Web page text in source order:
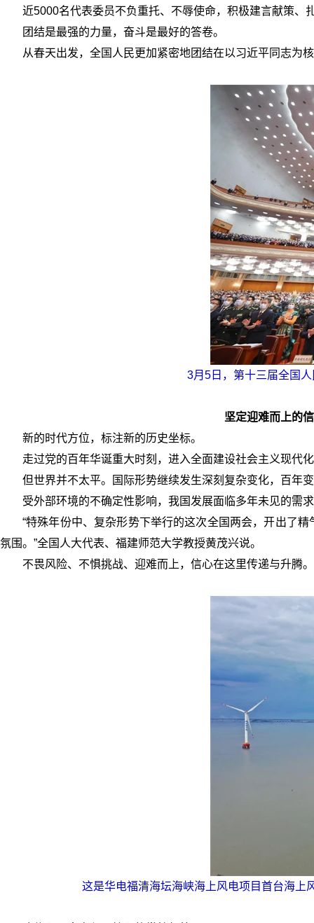
近5000名代表委员不负重托、不辱使命，积极建言献策、
团结是最强的力量，奋斗是最好的答卷。
从春天出发，全国人民更加紧密地团结在以习近平同志为
3月5日，第十三届全国
坚定迎难而上的
新的时代方位，标注新的历史坐标。
走过党的百年华诞重大时刻，进入全面建设社会主义现代
但世界并不太平。国际形势继续发生深刻复杂变化，百年
受外部环境的不确定性影响，我国发展面临多年未见的需
“特殊年份中、复杂形势下举行的这次全国两会，开出了
氛围。”全国人大代表、福建师范大学教授黄茂兴说。
不畏风险、不惧挑战、迎难而上，信心在这里传递与升腾。
这是华电福清海坛海峡海上风电项目首台海上